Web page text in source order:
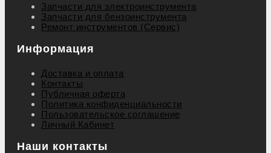
Запчасти для электроинструмента
Запчасти для бензоинструмента
Ремонт инструментов (Сервис)
Информация
Доставка и оплата
Контакты
Публичная оферта
Политика конфиденциальности
Пользовательское соглашение
Личный Кабинет
Наши контакты